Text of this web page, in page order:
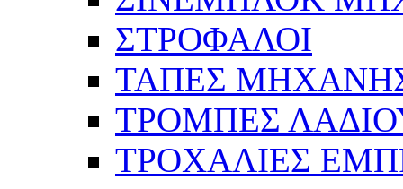
ΣΤΡΟΦΑΛΟΙ
ΤΑΠΕΣ
ΤΡΟΜΠΕΣ
ΤΡΟΧΑΛΙΕΣ